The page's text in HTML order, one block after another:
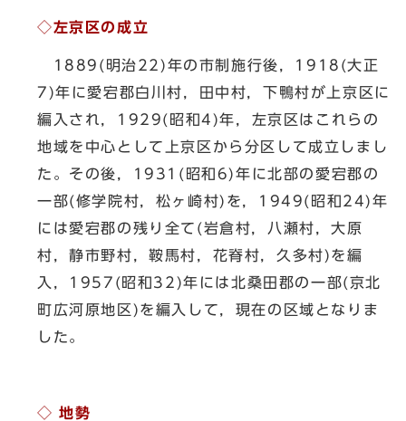
◇左京区の成立
1889(明治22)年の市制施行後，1918(大正
7)年に愛宕郡白川村，田中村，下鴨村が上京区に
編入され，1929(昭和4)年，左京区はこれらの
地域を中心として上京区から分区して成立しまし
た。その後，1931(昭和6)年に北部の愛宕郡の
一部(修学院村，松ヶ崎村)を，1949(昭和24)年
には愛宕郡の残り全て(岩倉村，八瀬村，大原
村，静市野村，鞍馬村，花脊村，久多村)を編
入，1957(昭和32)年には北桑田郡の一部(京北
町広河原地区)を編入して，現在の区域となりま
した。
◇ 地勢